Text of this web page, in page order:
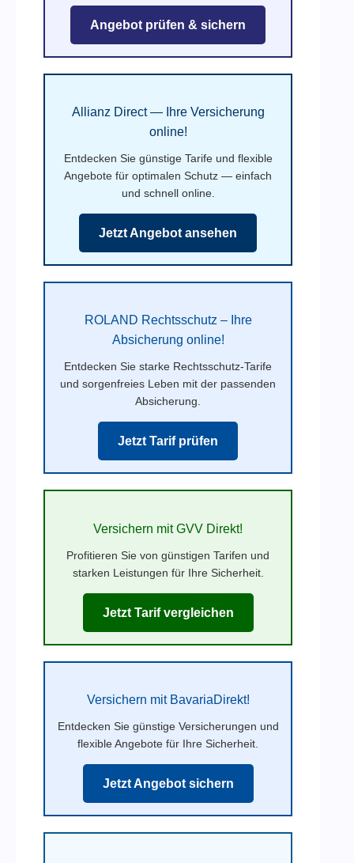
Angebot prüfen & sichern
Allianz Direct — Ihre Versicherung
online!
Entdecken Sie günstige Tarife und flexible
Angebote für optimalen Schutz — einfach
und schnell online.
Jetzt Angebot ansehen
ROLAND Rechtsschutz – Ihre
Absicherung online!
Entdecken Sie starke Rechtsschutz-Tarife
und sorgenfreies Leben mit der passenden
Absicherung.
Jetzt Tarif prüfen
Versichern mit GVV Direkt!
Profitieren Sie von günstigen Tarifen und
starken Leistungen für Ihre Sicherheit.
Jetzt Tarif vergleichen
Versichern mit BavariaDirekt!
Entdecken Sie günstige Versicherungen und
flexible Angebote für Ihre Sicherheit.
Jetzt Angebot sichern